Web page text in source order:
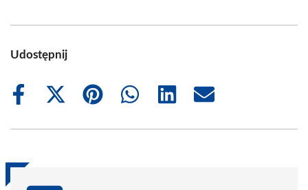
Udostępnij
Share
Share
(Twitter)
Share
Share
Share
Share